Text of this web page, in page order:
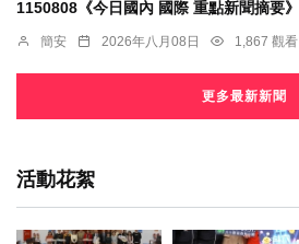
1150808《今日國內 國際 重點新聞摘要》
簡安 2026年八月08日 1,867 觀看
更多最新新聞
活動花絮